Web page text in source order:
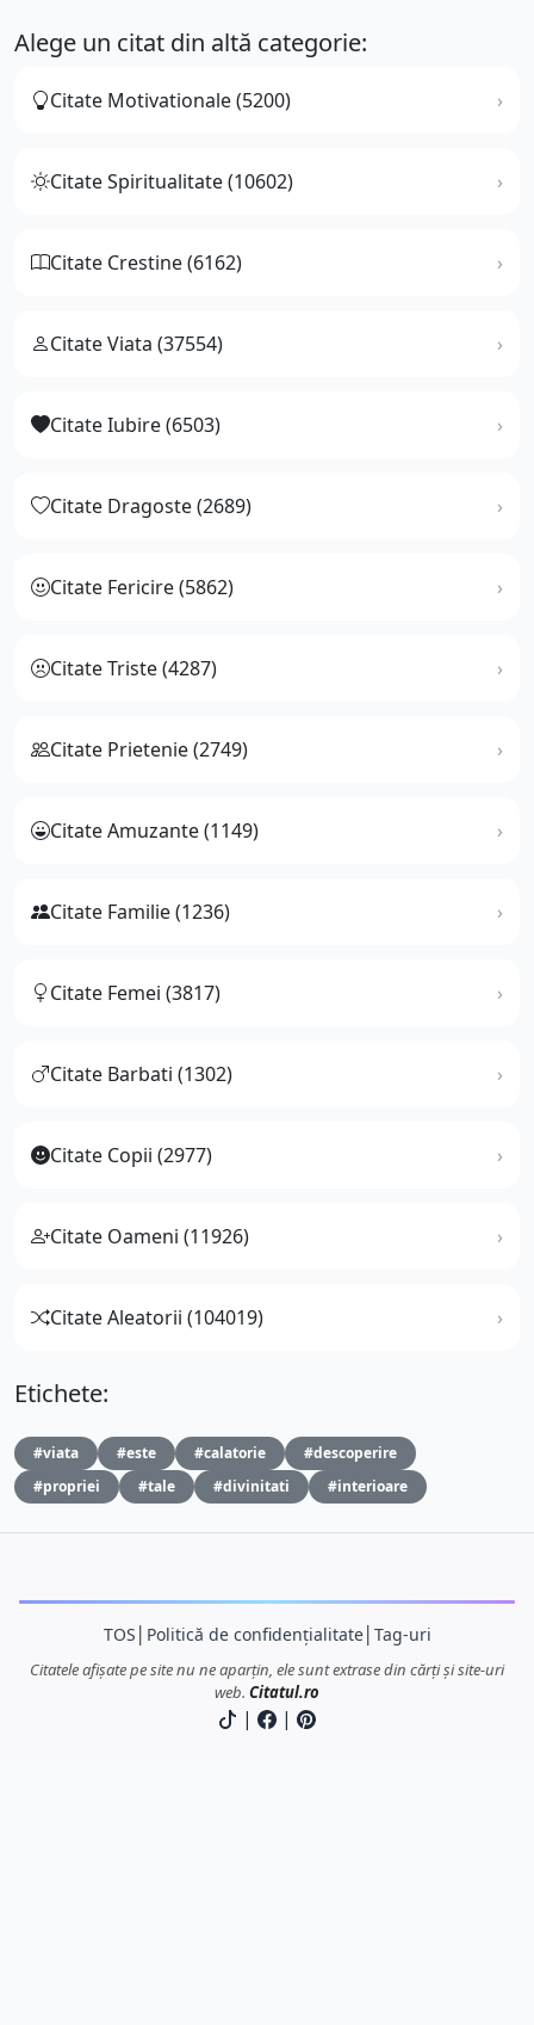
Alege un citat din altă categorie:
Citate Motivationale (5200)
Citate Spiritualitate (10602)
Citate Crestine (6162)
Citate Viata (37554)
Citate Iubire (6503)
Citate Dragoste (2689)
Citate Fericire (5862)
Citate Triste (4287)
Citate Prietenie (2749)
Citate Amuzante (1149)
Citate Familie (1236)
Citate Femei (3817)
Citate Barbati (1302)
Citate Copii (2977)
Citate Oameni (11926)
Citate Aleatorii (104019)
Etichete:
#viata #este #calatorie
#descoperire
#propriei
#tale #divinitati #interioare
TOS Politică de confidențialitate│ Tag-uri
Citatele afișate pe site nu ne aparțin, ele sunt extrase din cărți și site-uri
web. Citatul.ro
| |